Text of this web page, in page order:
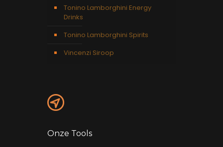
Tonino Lamborghini Energy
Drinks
Tonino Lamborghini Spirits
Vincenzi Siroop
Onze Tools